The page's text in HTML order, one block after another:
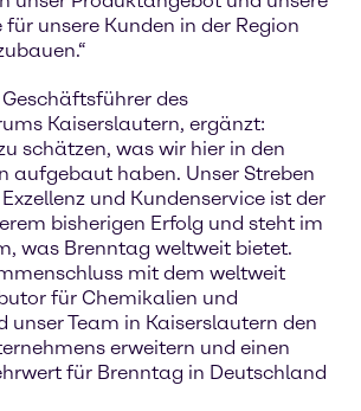
unsere Kunden in der Region
des
Kaiserslautern, ergänzt:
schätzen, was wir hier in den
aufgebaut haben. Unser Streben
und Kundenservice ist der
bisherigen Erfolg und steht im
was Brenntag weltweit bietet.
mit dem weltweit
für Chemikalien und
unser Team in Kaiserslautern den
erweitern und einen
für Brenntag in Deutschland